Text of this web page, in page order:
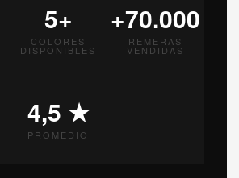
5+
COLORES
DISPONIBLES
+70.000
REMERAS
VENDIDAS
4,5 ★
PROMEDIO